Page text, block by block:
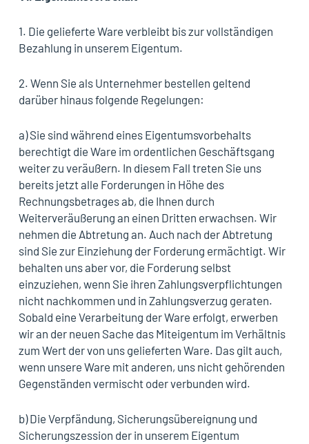
1. Die gelieferte Ware verbleibt bis zur vollständigen
Bezahlung in unserem Eigentum.
2. Wenn Sie als Unternehmer bestellen geltend
darüber hinaus folgende Regelungen:
a) Sie sind während eines Eigentumsvorbehalts
berechtigt die Ware im ordentlichen Geschäftsgang
weiter zu veräußern. In diesem Fall treten Sie uns
bereits jetzt alle Forderungen in Höhe des
Rechnungsbetrages ab, die Ihnen durch
Weiterveräußerung an einen Dritten erwachsen. Wir
nehmen die Abtretung an. Auch nach der Abtretung
sind Sie zur Einziehung der Forderung ermächtigt. Wir
behalten uns aber vor, die Forderung selbst
einzuziehen, wenn Sie ihren Zahlungsverpflichtungen
nicht nachkommen und in Zahlungsverzug geraten.
Sobald eine Verarbeitung der Ware erfolgt, erwerben
wir an der neuen Sache das Miteigentum im Verhältnis
zum Wert der von uns gelieferten Ware. Das gilt auch,
wenn unsere Ware mit anderen, uns nicht gehörenden
Gegenständen vermischt oder verbunden wird.
b) Die Verpfändung, Sicherungsübereignung und
Sicherungszession der in unserem Eigentum